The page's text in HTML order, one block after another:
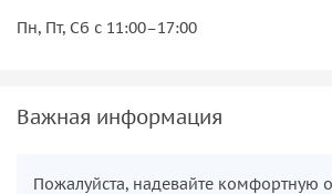
Пн, Пт, Сб с 11:00–17:00
Важная информация
Пожалуйста, надевайте комфортную